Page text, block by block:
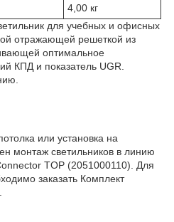
4,00 кг
для учебных и офисных
отражающей решеткой из
оптимальное
КПД и показатель UGR.
или установка на
монтаж светильников в линию
TOP (2051000110). Для
заказать Комплект